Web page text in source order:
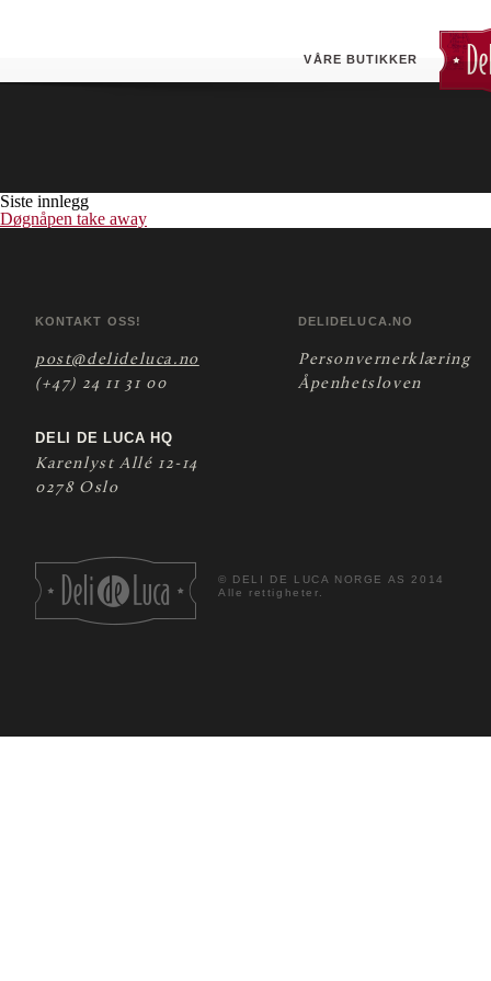
VÅRE BUTIKKER
Siste innlegg
Døgnåpen take away
KONTAKT OSS!
post@delideluca.no
(+47) 24 11 31 00
DELI DE LUCA HQ
Karenlyst Allé 12-14
0278 Oslo
DELIDELUCA.NO
Personvernerklæring
Åpenhetsloven
© DELI DE LUCA NORGE AS 2014
Alle rettigheter.